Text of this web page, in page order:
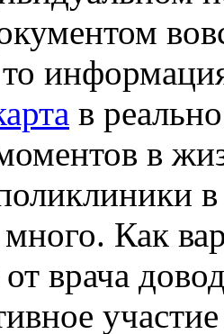
в
в
Как
врача